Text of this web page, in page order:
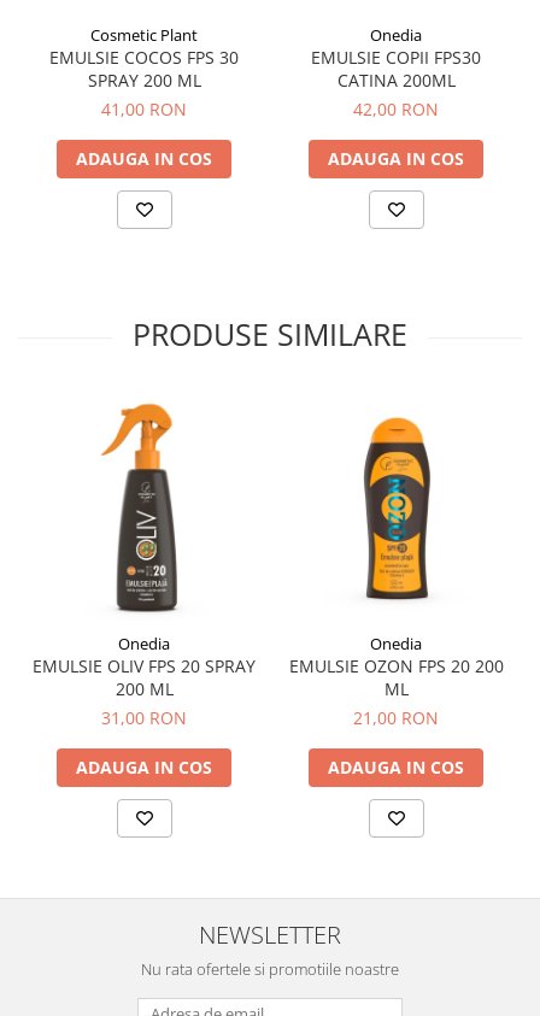
Sistemul circulator
Sistemul digestiv
Sistemul muscular
Sistemul nervos
Sistemul osos si articulatii
Sistemul respirator
Splina si pancreas
Stres oxidativ
Surmenaj școlar
Tensiunea arteriala
Tuse productivă
Ulcer
venoasă
VItaminizare
Vulvovaginita Candidozica
Cosmetic Plant
EMULSIE COCOS FPS 30
SPRAY 200 ML
41,00 RON
ADAUGA IN COS
Onedia
EMULSIE COPII FPS30
CATINA 200ML
42,00 RON
ADAUGA IN COS
PRODUSE SIMILARE
Onedia
EMULSIE OLIV FPS 20 SPRAY
200 ML
31,00 RON
ADAUGA IN COS
Onedia
EMULSIE OZON FPS 20 200
ML
21,00 RON
ADAUGA IN COS
NEWSLETTER
Nu rata ofertele si promotiile noastre